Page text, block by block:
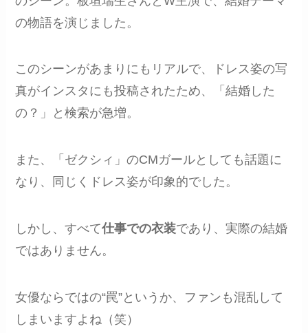
の物語を演じました。
このシーンがあまりにもリアルで、ドレス姿の写
真がインスタにも投稿されたため、「結婚した
の？」と検索が急増。
また、「ゼクシィ」のCMガールとしても話題に
なり、同じくドレス姿が印象的でした。
しかし、すべて仕事での衣装であり、実際の結婚
ではありません。
女優ならではの“罠”というか、ファンも混乱して
しまいますよね（笑）